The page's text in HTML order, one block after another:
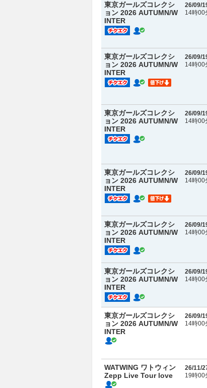
東京ガールズコレクシ
ョン 2026 AUTUMN/W
INTER
26/09/
14時00
東京ガールズコレクシ
ョン 2026 AUTUMN/W
INTER
26/09/
14時00
東京ガールズコレクシ
ョン 2026 AUTUMN/W
INTER
26/09/
14時00
東京ガールズコレクシ
ョン 2026 AUTUMN/W
INTER
26/09/
14時00
東京ガールズコレクシ
ョン 2026 AUTUMN/W
INTER
26/09/
14時00
東京ガールズコレクシ
ョン 2026 AUTUMN/W
INTER
26/09/
14時00
東京ガールズコレクシ
ョン 2026 AUTUMN/W
INTER
26/09/
14時00
WATWING ワトウィン
Zepp Live Tour love
26/11/
19時00